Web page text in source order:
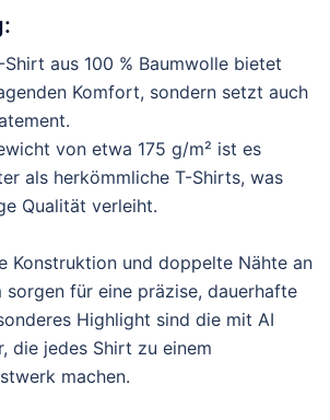
Shirt aus 100 % Baumwolle bietet
Komfort, sondern setzt auch
von etwa 175 g/m² ist es
als herkömmliche T-Shirts, was
Qualität verleiht.
Konstruktion und doppelte Nähte an
sorgen für eine präzise, dauerhafte
Highlight sind die mit AI
die jedes Shirt zu einem
machen.